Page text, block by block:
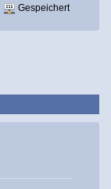
Gespeichert